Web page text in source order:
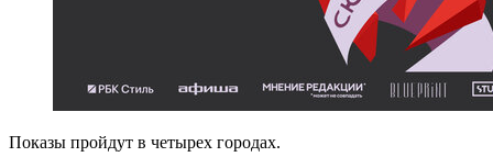
Показы пройдут в четырех городах.